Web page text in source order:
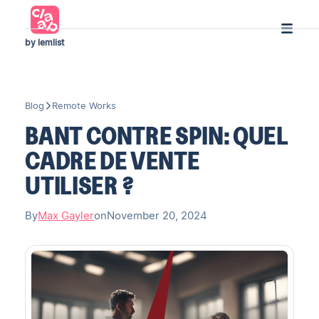
by lemlist
Blog Remote Works
BANT CONTRE SPIN: QUEL
CADRE DE VENTE
UTILISER ?
ByMax GayleronNovember 20, 2024